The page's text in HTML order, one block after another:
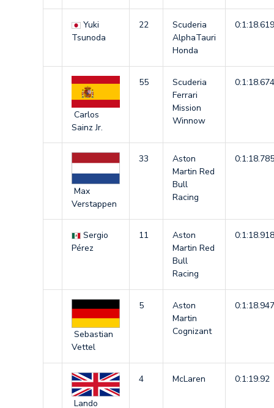
Yuki
Tsunoda
22
Scuderia
AlphaTauri
Honda
0:1:18.619
Carlos
Sainz Jr.
55
Scuderia
Ferrari
Mission
Winnow
0:1:18.674
Max
Verstappen
33
Aston
Martin Red
Bull
Racing
0:1:18.785
Sergio
Pérez
11
Aston
Martin Red
Bull
Racing
0:1:18.918
Sebastian
Vettel
5
Aston
Martin
Cognizant
0:1:18.947
Lando
4 McLaren 0:1:19.92